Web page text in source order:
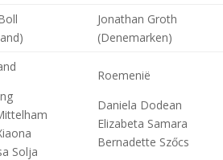
Jonathan Groth
(Denemarken)
Solja
Roemenië
Daniela Dodean
Elizabeta Samara
Bernadette Szőcs